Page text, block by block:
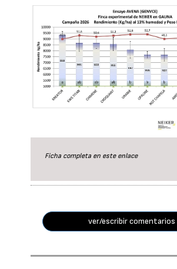
Ficha completa en este enlace
ver/escribir comentarios